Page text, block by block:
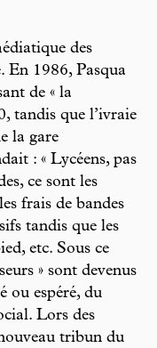
des
En 1986, Pasqua
de « la
tandis que l’ivraie
la gare
: « Lycéens, pas
ce sont les
frais de bandes
tandis que les
etc. Sous ce
» sont devenus
ou espéré, du
Lors des
tribun du